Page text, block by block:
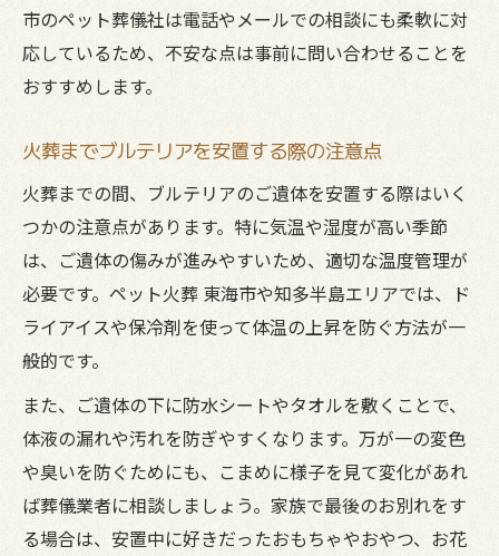
市のペット葬儀社は電話やメールでの相談にも柔軟に対
応しているため、不安な点は事前に問い合わせることを
おすすめします。
火葬までブルテリアを安置する際の注意点
火葬までの間、ブルテリアのご遺体を安置する際はいく
つかの注意点があります。特に気温や湿度が高い季節
は、ご遺体の傷みが進みやすいため、適切な温度管理が
必要です。ペット火葬 東海市や知多半島エリアでは、ド
ライアイスや保冷剤を使って体温の上昇を防ぐ方法が一
般的です。
また、ご遺体の下に防水シートやタオルを敷くことで、
体液の漏れや汚れを防ぎやすくなります。万が一の変色
や臭いを防ぐためにも、こまめに様子を見て変化があれ
ば葬儀業者に相談しましょう。家族で最後のお別れをす
る場合は、安置中に好きだったおもちゃやおやつ、お花